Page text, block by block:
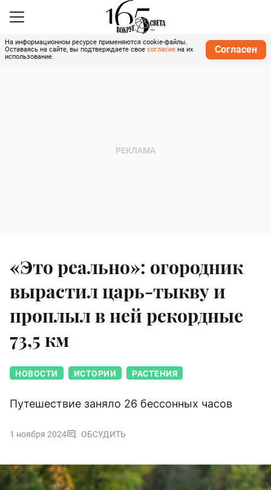
На информационном ресурсе применяются cookie-файлы.
Оставаясь на сайте, вы подтверждаете свое согласие на их
использование.
Согласен
«Это реально»: огородник
вырастил царь-тыкву и
проплыл в ней рекордные
73,5 км
НОВОСТИ ИСТОРИИ РАСТЕНИЯ
Путешествие заняло 26 бессонных часов
1 ноября 2024 ОБСУДИТЬ